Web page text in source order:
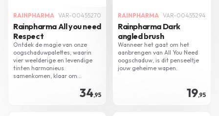
RAINPHARMA VAR-00455270
Rainpharma All you need
Respect
Ontdek de magie van onze
oogschaduwpalettes, waarin
vier weelderige en levendige
tinten harmonieus
samenkomen, klaar om
34,95
RAINPHARMA VAR-00455294
Rainpharma Dark
angled brush
Wanneer het gaat om het
aanbrengen van All You Need
oogschaduw, is dit penseeltje
jouw geheime wapen.
19,95